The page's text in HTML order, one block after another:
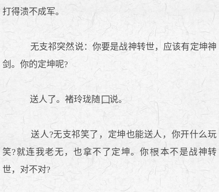
打得溃不成军。
无支祁突然说：你要是战神转世，应该有定坤神
剑。你的定坤呢?
送人了。褚玲珑随 说。
送人?无支祁笑了，定坤也能送人，你开什么玩
笑?就连我老无，也拿不了定坤。你
本不是战神转
世，对不对?